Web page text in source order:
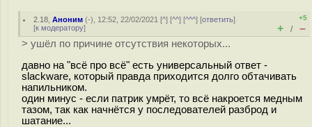
2.18 ,Аноним (-), 12:52, 22/02/2021 [^] [^^] [^^^] [ответить]
[к модератору]
+5
+ / –
> ушёл по причине отсутствия некоторых...
давно на "всё про всё" есть универсальный ответ -
slackware, который правда приходится долго обтачивать
напильником.
один минус - если патрик умрёт, то всё накроется медным
тазом, так как начнётся у последователей разброд и
шатание...